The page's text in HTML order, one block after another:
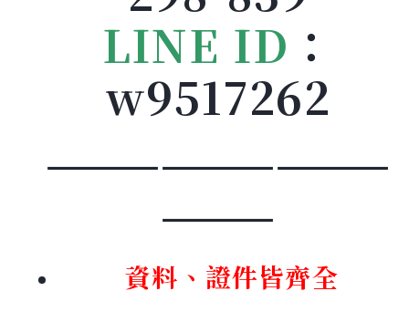
LINE ID ：
w9517262
—————————
———
資料、證件皆齊全